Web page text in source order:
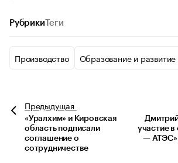
Рубрики Теги
Производство Образование и развитие
Предыдущая
«Уралхим» и Кировская
область подписали
соглашение о
сотрудничестве
участие в
—